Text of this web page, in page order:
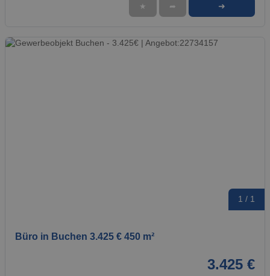
★ ➦ ➜
1 / 1
Büro in Buchen 3.425 € 450 m²
3.425 €